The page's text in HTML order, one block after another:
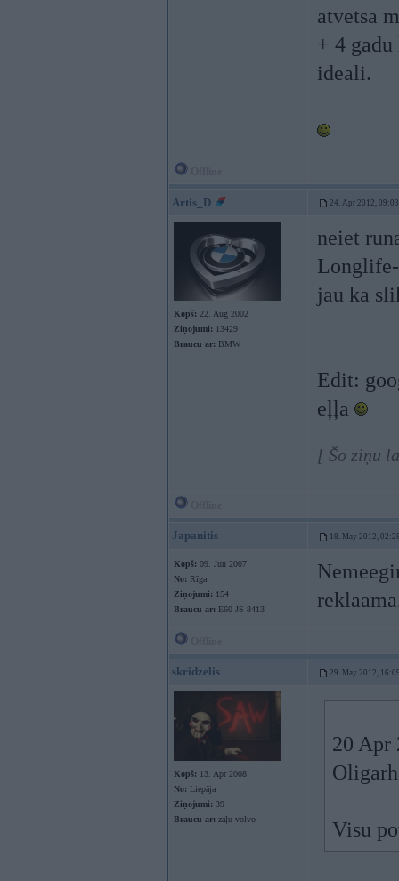
atvetsa
+ 4
ideali.
Artis_D 24. Apr 2012, 09:03
Kopš: 22. Aug 2002
Ziņojumi: 13429
Braucu ar: BMW
neiet
jau ka
Edit:
eļļa
[ Šo ziņu
Japanitis 18. May 2012,
Kopš: 09. Jun 2007
No: Rīga
Ziņojumi: 154
Braucu ar: E60 JS-8413
skridzelis 29. May 2012,
Kopš: 13. Apr 2008
No: Liepāja
Ziņojumi: 39
Braucu ar: zaļu volvo
20 Apr
Visu